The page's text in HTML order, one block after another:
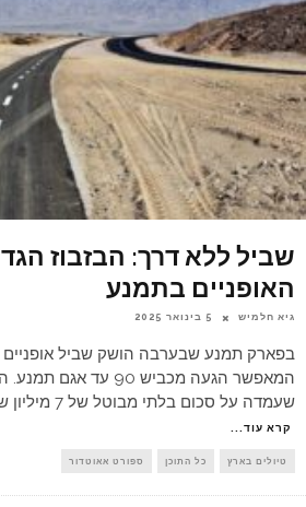
שביל ללא דרך: הבזבוז
האופניים בתמנע
גיא חלמיש 5 בינואר 2025
בפארק תמנע שבערבה הושק שביל
המאפשר הגעה מכביש 90
שעמדה על סכום בלתי מבוטל של 7 מיליון שקלים, מעוררת שאלות
קרא עוד...
טיולים בארץ כל התוכן ספורט אאוטדור